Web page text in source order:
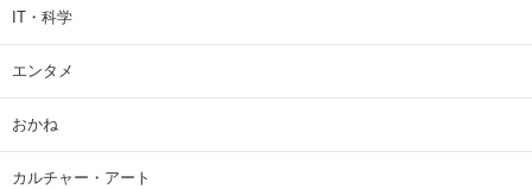
IT・科学
エンタメ
おかね
カルチャー・アート